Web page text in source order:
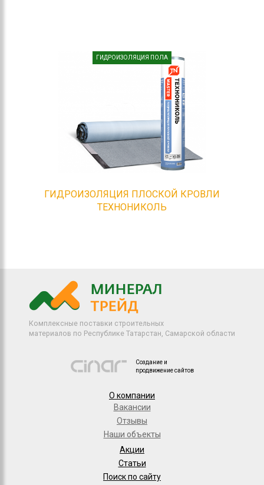
ГИДРОИЗОЛЯЦИЯ ПОЛА
ГИДРОИЗОЛЯЦИЯ ПЛОСКОЙ КРОВЛИ
ТЕХНОНИКОЛЬ
Комплексные поставки строительных
материалов по Республике Татарстан, Самарской области
Создание и
продвижение сайтов
О компании
Вакансии
Отзывы
Наши объекты
Акции
Статьи
Поиск по сайту